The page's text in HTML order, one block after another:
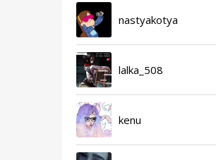
nastyakotya
lalka_508
kenu